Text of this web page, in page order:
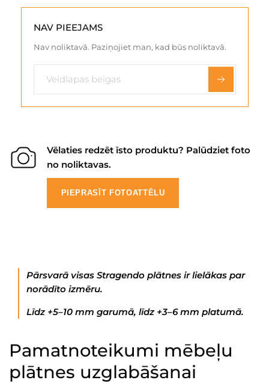
NAV PIEEJAMS
Nav noliktavā. Paziņojiet man, kad būs noliktavā.
Vēlaties redzēt īsto produktu? Palūdziet foto
no noliktavas.
PIEPRASĪT FOTOATTĒLU
Pārsvarā visas Stragendo plātnes ir lielākas par
norādīto izmēru.
Līdz +5–10 mm garumā, līdz +3–6 mm platumā.
Pamatnoteikumi mēbeļu
plātnes uzglabāšanai